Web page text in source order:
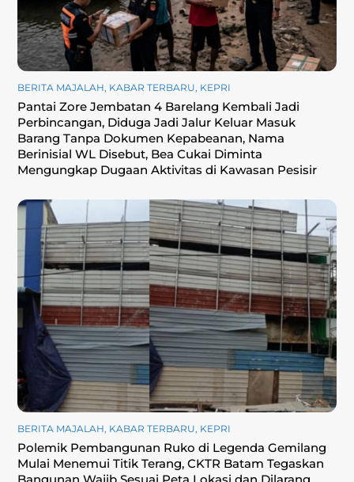
BERITA MAJALAH, KABAR TERBARU, KEPRI
Pantai Zore Jembatan 4 Barelang Kembali Jadi
Perbincangan, Diduga Jadi Jalur Keluar Masuk
Barang Tanpa Dokumen Kepabeanan, Nama
Berinisial WL Disebut, Bea Cukai Diminta
Mengungkap Dugaan Aktivitas di Kawasan Pesisir
BERITA MAJALAH, KABAR TERBARU, KEPRI
Polemik Pembangunan Ruko di Legenda Gemilang
Mulai Menemui Titik Terang, CKTR Batam Tegaskan
Bangunan Wajib Sesuai Peta Lokasi dan Dilarang